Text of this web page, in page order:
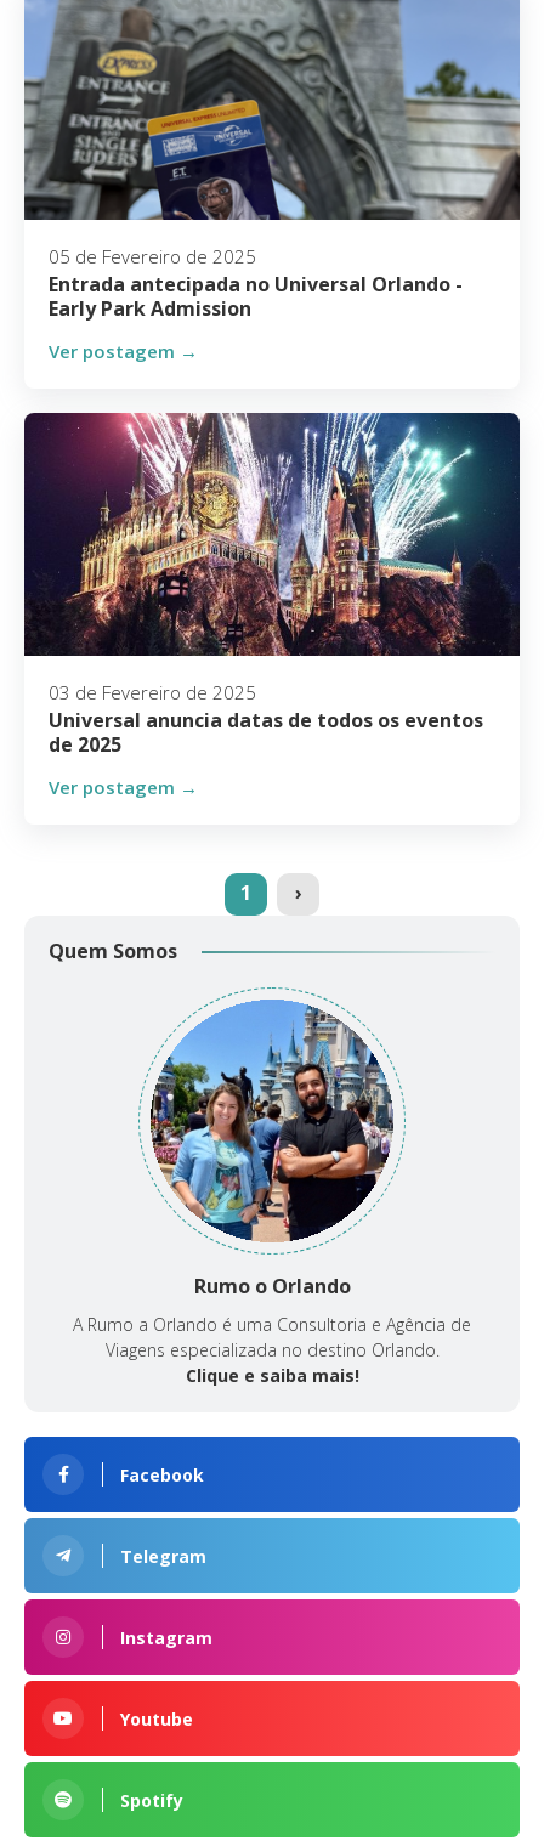
05 de Fevereiro de 2025
Entrada antecipada no Universal Orlando -
Early Park Admission
Ver postagem →
03 de Fevereiro de 2025
Universal anuncia datas de todos os eventos
de 2025
Ver postagem →
1 (current)
›
Quem Somos
Rumo o Orlando
A Rumo a Orlando é uma Consultoria e Agência de
Viagens especializada no destino Orlando.
Clique e saiba mais!
Facebook
Telegram
Instagram
Youtube
Spotify